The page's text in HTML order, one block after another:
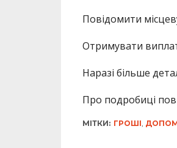
Повідомити
Отримувати
Наразі більше
Про подробиці
МІТКИ: ГРОШІ,